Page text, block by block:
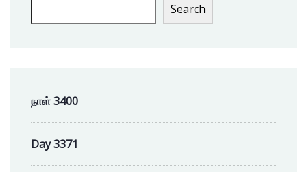
Search
நாள் 3400
Day 3371